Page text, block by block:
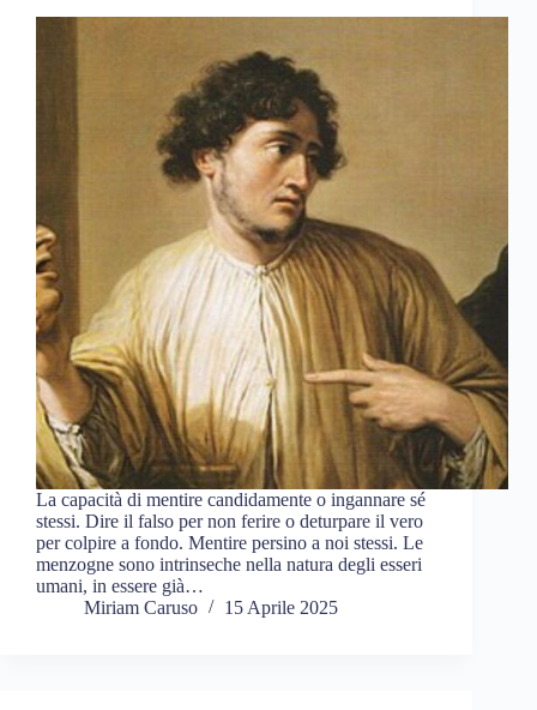
La capacità di mentire candidamente o ingannare sé
stessi. Dire il falso per non ferire o deturpare il vero
per colpire a fondo. Mentire persino a noi stessi. Le
menzogne sono intrinseche nella natura degli esseri
umani, in essere già…
Miriam Caruso
15 Aprile 2025